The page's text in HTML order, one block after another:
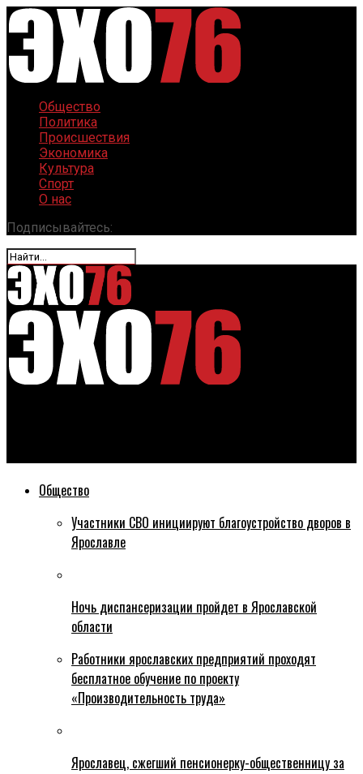
Общество
Политика
Происшествия
Экономика
Культура
Спорт
О нас
Подписывайтесь:
Общество
Участники СВО инициируют благоустройство дворов в
Ярославле
Ночь диспансеризации пройдет в Ярославской
области
Работники ярославских предприятий проходят
бесплатное обучение по проекту
«Производительность труда»
Ярославец, сжегший пенсионерку-общественницу за